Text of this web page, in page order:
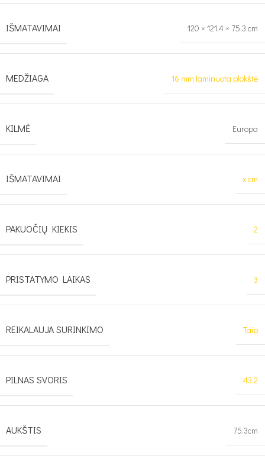
IŠMATAVIMAI 120 × 121.4 × 75.3 cm
MEDŽIAGA 16 mm laminuota plokštė
KILMĖ Europa
IŠMATAVIMAI x cm
PAKUOČIŲ KIEKIS 2
PRISTATYMO LAIKAS 3
REIKALAUJA SURINKIMO Taip
PILNAS SVORIS 43.2
AUKŠTIS 75.3cm